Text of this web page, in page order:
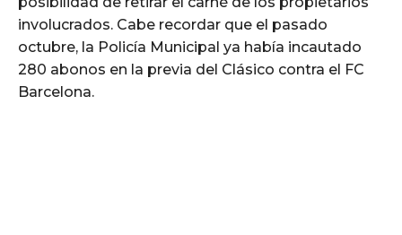
involucrados. Cabe recordar que el pasado
octubre, la Policía Municipal ya había incautado
280 abonos en la previa del Clásico contra el FC
Barcelona.